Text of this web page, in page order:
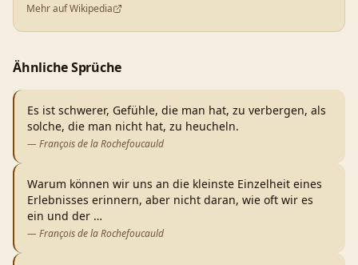
Mehr auf Wikipedia
Ähnliche Sprüche
Es ist schwerer, Gefühle, die man hat, zu verbergen, als
solche, die man nicht hat, zu heucheln.
— François de la Rochefoucauld
Warum können wir uns an die kleinste Einzelheit eines
Erlebnisses erinnern, aber nicht daran, wie oft wir es
ein und der …
— François de la Rochefoucauld